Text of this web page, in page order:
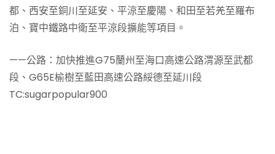
都、西安至銅川至延安、平涼至慶陽、和田至若羌至羅布
泊、寶中鐵路中衛至平涼段擴能等項目。
——公路：加快推進G75蘭州至海口高速公路渭源至武都
段、G65E榆樹至藍田高速公路綏德至延川段
TC:sugarpopular900